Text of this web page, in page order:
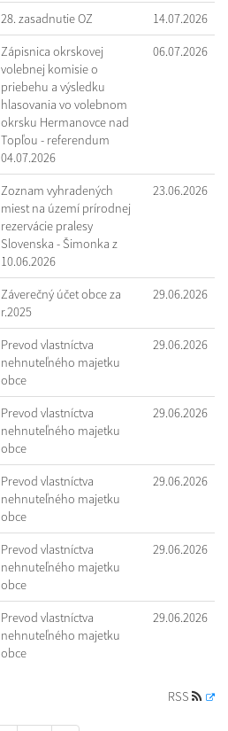
28. zasadnutie OZ 14.07.2026
Zápisnica okrskovej
volebnej komisie o
priebehu a výsledku
hlasovania vo volebnom
okrsku Hermanovce nad
Topľou - referendum
04.07.2026
06.07.2026
Zoznam vyhradených
miest na území prírodnej
rezervácie pralesy
Slovenska - Šimonka z
10.06.2026
23.06.2026
Záverečný účet obce za
r.2025
29.06.2026
Prevod vlastníctva
nehnuteľného majetku
obce
29.06.2026
Prevod vlastníctva
nehnuteľného majetku
obce
29.06.2026
Prevod vlastníctva
nehnuteľného majetku
obce
29.06.2026
Prevod vlastníctva
nehnuteľného majetku
obce
29.06.2026
Prevod vlastníctva
nehnuteľného majetku
obce
29.06.2026
RSS